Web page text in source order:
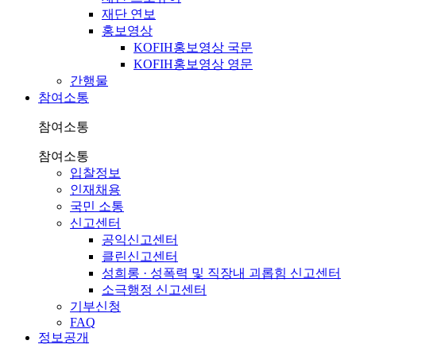
재단 연보
홍보영상
KOFIH홍보영상 국문
KOFIH홍보영상 영문
간행물
참여소통
참여소통
참여소통
입찰정보
인재채용
국민 소통
신고센터
공익신고센터
클린신고센터
성희롱 · 성폭력 및 직장내 괴롭힘 신고센터
소극행정 신고센터
기부신청
FAQ
정보공개